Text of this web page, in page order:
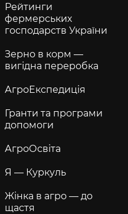
Рейтинги
фермерських
господарств України
Зерно в корм —
вигідна переробка
АгроЕкспедиція
Гранти та програми
допомоги
АгроОсвіта
Я — Куркуль
Жінка в агро — до
щастя